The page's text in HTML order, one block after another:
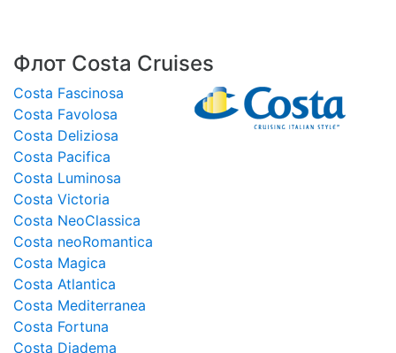
Флот Costa Cruises
Costa Fascinosa
Costa Favolosa
Costa Deliziosa
Costa Pacifica
Costa Luminosa
Costa Victoria
Costa NeoClassica
Costa neoRomantica
Costa Magica
Costa Atlantica
Costa Mediterranea
Costa Fortuna
Costa Diadema